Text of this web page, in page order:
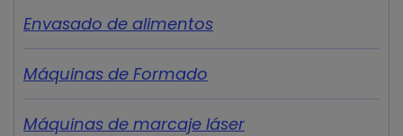
Envasado de alimentos
Máquinas de Formado
Máquinas de marcaje láser